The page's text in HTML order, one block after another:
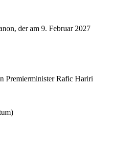
der am 9. Februar 2027
Premierminister Rafic Hariri